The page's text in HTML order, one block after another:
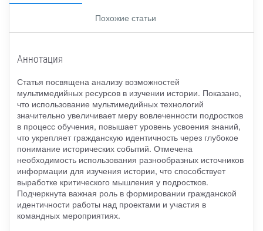
Похожие статьи
Аннотация
Статья посвящена анализу возможностей
мультимедийных ресурсов в изучении истории. Показано,
что использование мультимедийных технологий
значительно увеличивает меру вовлеченности подростков
в процесс обучения, повышает уровень усвоения знаний,
что укрепляет гражданскую идентичность через глубокое
понимание исторических событий. Отмечена
необходимость использования разнообразных источников
информации для изучения истории, что способствует
выработке критического мышления у подростков.
Подчеркнута важная роль в формировании гражданской
идентичности работы над проектами и участия в
командных мероприятиях.